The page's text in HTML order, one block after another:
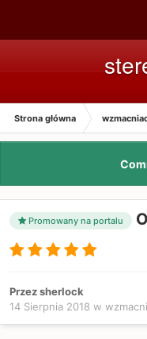
Strona główna
Promowany na portalu
Przez sherlock
14 Sierpnia 2018 w